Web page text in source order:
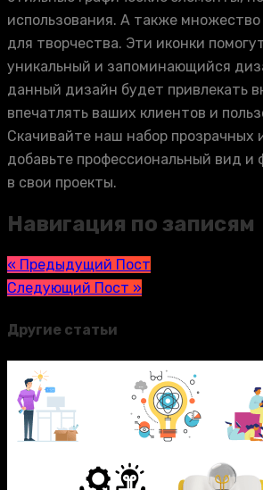
использования. А также
для творчества. Эти иконки
уникальный и запоминающийся
данный дизайн будет привлекать
впечатлять ваших клиентов и
Скачивайте наш набор прозрачных
добавьте профессиональный вид и
в свои проекты.
Навигация по записям
« Предыдущий Пост
Следующий Пост »
Другие статьи